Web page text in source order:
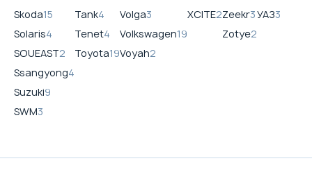
Skoda15
Solaris4
SOUEAST2
Ssangyong4
Suzuki9
SWM3
Tank4
Tenet4
Toyota19
Volga3
Volkswagen19
Voyah2
XCITE2Zeekr3
Zotye2
УАЗ3